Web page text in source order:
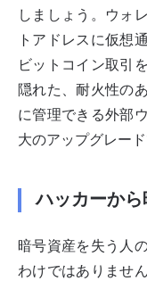
しましょう。ウォ
トアドレスに仮想
ビットコイン取引
隠れた、耐火性の
に管理できる外部
大のアップグレード
ハッカーか
暗号資産を失う人
わけではありませ